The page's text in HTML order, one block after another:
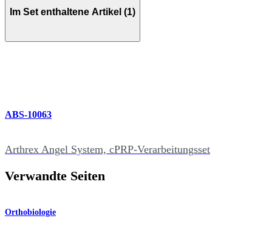
Im Set enthaltene Artikel (1)
ABS-10063
Arthrex Angel System, cPRP-Verarbeitungsset
Verwandte Seiten
Orthobiologie